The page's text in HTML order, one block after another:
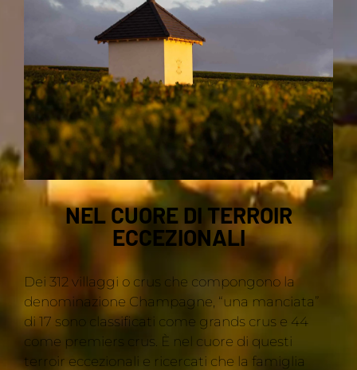
NEL CUORE DI TERROIR
ECCEZIONALI
Dei 312 villaggi o crus che compongono la
denominazione Champagne, “una manciata”
di 17 sono classificati come grands crus e 44
come premiers crus. È nel cuore di questi
terroir eccezionali e ricercati che la famiglia